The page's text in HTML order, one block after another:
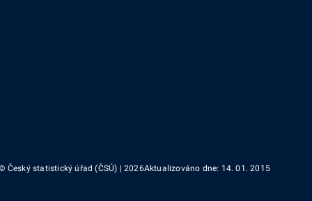
Český statistický úřad (ČSÚ) | 2026Aktualizováno dne: 14. 01. 2015